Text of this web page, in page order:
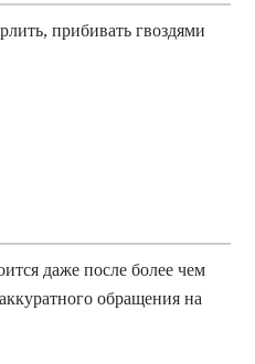
прибивать гвоздями
даже после более чем
обращения на